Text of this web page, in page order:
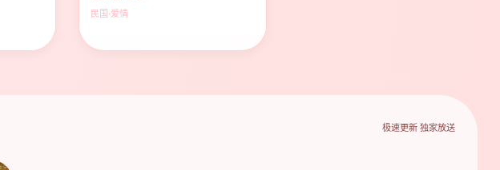
民国·爱情
极速更新 独家放送